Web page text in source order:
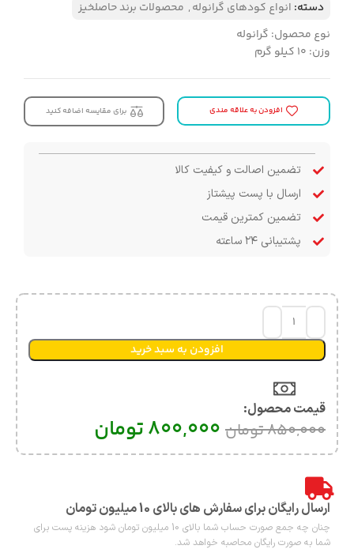
دسته: انواع کودهای گرانوله, محصولات برند حاصلخیز
نوع محصول: گرانوله
وزن: ۱۰ کیلو گرم
افزودن به علاقه مندی برای مقایسه اضافه کنید
تضمین اصالت و کیفیت کالا
ارسال با پست پیشتاز
تضمین کمترین قیمت
پشتیبانی ۲۴ ساعته
افزودن به سبد خرید
قیمت محصول:​
850,000تومان 800,000تومان
ارسال رایگان برای سفارش های بالای 10 میلیون تومان
چنان چه جمع صورت حساب شما بالای 10 میلیون تومان شود هزینه پست برای
شما به صورت رایگان محاصبه خواهد شد.